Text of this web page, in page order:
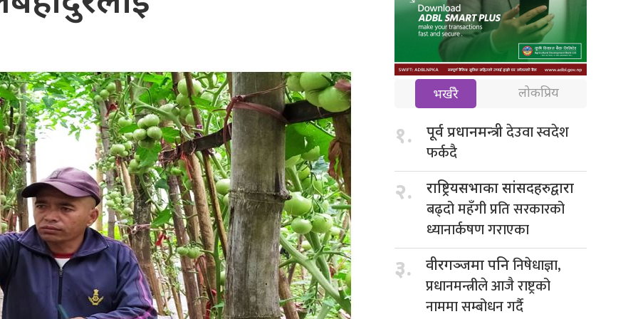
भर्खरै लोकप्रिय
१. पूर्व प्रधानमन्त्रीदेउवा स्वदेश
फर्कदै
२. राष्ट्रियसभाका सांसदहरुद्वारा
बढ्दो महँगी प्रति सरकारको
ध्यानार्कषण गराएका
३. वीरगञ्जमा पनिनिषेधाज्ञा,
प्रधानमन्त्रीले आजै राष्ट्रको
नाममा सम्बोधन गर्दै